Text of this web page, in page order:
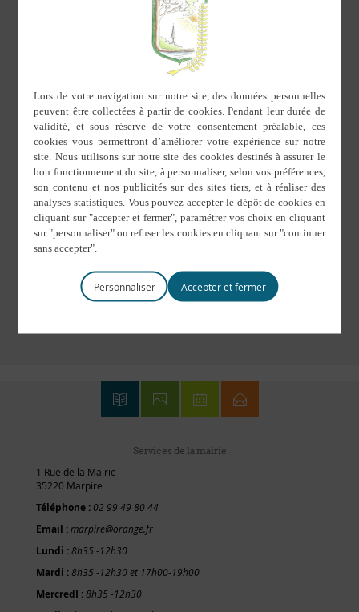
Services de la mairie
1 Rue de la Mairie
35220 Marpire
Téléphone : 02 99 49 80 44
Email :marpire@orange.fr
Lundi :8h35 -12h30
Mardi :8h35 -12h30 et 17h00-19h00
MercredI :8h35 -12h30
Personnaliser